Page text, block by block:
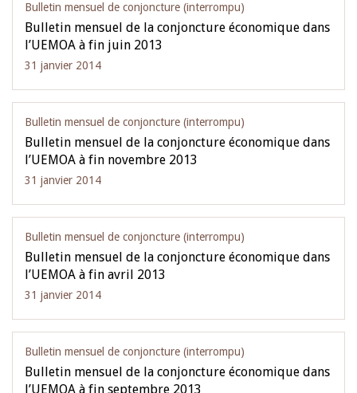
Bulletin mensuel de conjoncture (interrompu)
Bulletin mensuel de la conjoncture économique dans
l’UEMOA à fin juin 2013
31 janvier 2014
Bulletin mensuel de conjoncture (interrompu)
Bulletin mensuel de la conjoncture économique dans
l’UEMOA à fin novembre 2013
31 janvier 2014
Bulletin mensuel de conjoncture (interrompu)
Bulletin mensuel de la conjoncture économique dans
l’UEMOA à fin avril 2013
31 janvier 2014
Bulletin mensuel de conjoncture (interrompu)
Bulletin mensuel de la conjoncture économique dans
l’UEMOA à fin septembre 2013